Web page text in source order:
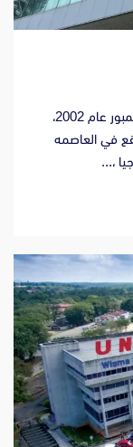
جامعة كوالالمبور UniKL تأسست جامعة كوالالمبور عام 2002،
في العاصمه
،...